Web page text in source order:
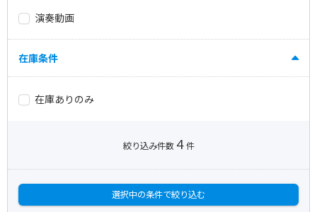
演奏動画
在庫条件
在庫ありのみ
絞り込み件数 4 件
選択中の条件で絞り込む